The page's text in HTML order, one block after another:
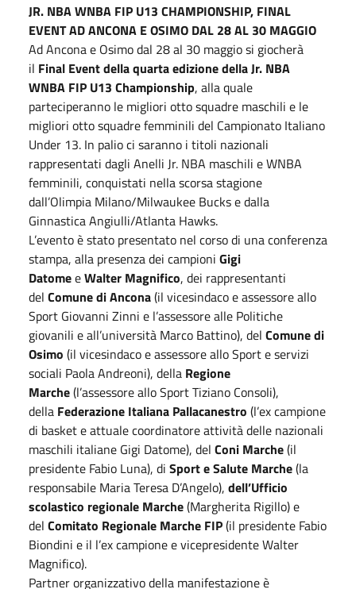
JR. NBA WNBA FIP U13 CHAMPIONSHIP, FINAL
EVENT AD ANCONA E OSIMO DAL 28 AL 30 MAGGIO
Ad Ancona e Osimo dal 28 al 30 maggio si giocherà
il Final Event della quarta edizione della Jr. NBA
WNBA FIP U13 Championship, alla quale
parteciperanno le migliori otto squadre maschili e le
migliori otto squadre femminili del Campionato Italiano
Under 13. In palio ci saranno i titoli nazionali
rappresentati dagli Anelli Jr. NBA maschili e WNBA
femminili, conquistati nella scorsa stagione
dall’Olimpia Milano/Milwaukee Bucks e dalla
Ginnastica Angiulli/Atlanta Hawks.
L’evento è stato presentato nel corso di una conferenza
stampa, alla presenza dei campioni Gigi
DatomeeWalter Magnifico, dei rappresentanti
del Comune di Ancona(il vicesindaco e assessore allo
Sport Giovanni Zinni e l’assessore alle Politiche
giovanili e all’università Marco Battino), del Comune di
Osimo (il vicesindaco e assessore allo Sport e servizi
sociali Paola Andreoni), della Regione
Marche(l’assessore allo Sport Tiziano Consoli),
della Federazione Italiana Pallacanestro (l’ex campione
di basket e attuale coordinatore attività delle nazionali
maschili italiane Gigi Datome), del Coni Marche(il
presidente Fabio Luna), di Sport e Salute Marche(la
responsabile Maria Teresa D’Angelo), dell’Ufficio
scolastico regionale Marche(Margherita Rigillo) e
del Comitato Regionale Marche FIP(il presidente Fabio
Biondini e il l’ex campione e vicepresidente Walter
Magnifico).
Partner organizzativo della manifestazione è